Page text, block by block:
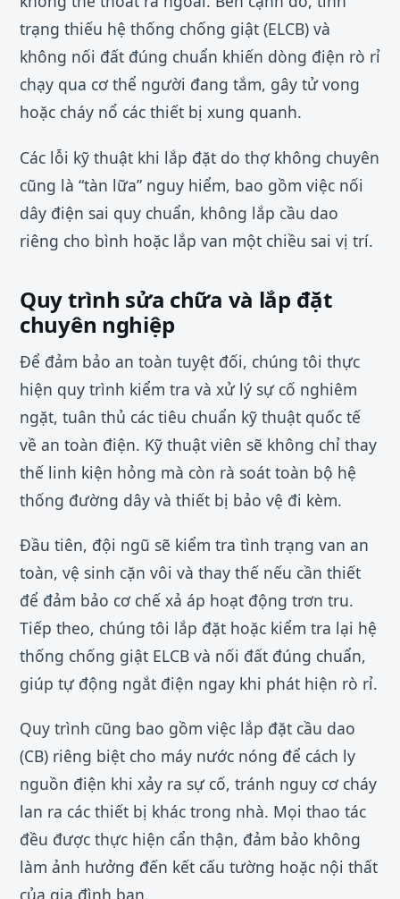
trạng thiếu hệ thống chống giật (ELCB) và
không nối đất đúng chuẩn khiến dòng điện rò rỉ
chạy qua cơ thể người đang tắm, gây tử vong
hoặc cháy nổ các thiết bị xung quanh.
Các lỗi kỹ thuật khi lắp đặt do thợ không chuyên
cũng là “tàn lữa” nguy hiểm, bao gồm việc nối
dây điện sai quy chuẩn, không lắp cầu dao
riêng cho bình hoặc lắp van một chiều sai vị trí.
Quy trình sửa chữa và lắp đặt
chuyên nghiệp
Để đảm bảo an toàn tuyệt đối, chúng tôi thực
hiện quy trình kiểm tra và xử lý sự cố nghiêm
ngặt, tuân thủ các tiêu chuẩn kỹ thuật quốc tế
về an toàn điện. Kỹ thuật viên sẽ không chỉ thay
thế linh kiện hỏng mà còn rà soát toàn bộ hệ
thống đường dây và thiết bị bảo vệ đi kèm.
Đầu tiên, đội ngũ sẽ kiểm tra tình trạng van an
toàn, vệ sinh cặn vôi và thay thế nếu cần thiết
để đảm bảo cơ chế xả áp hoạt động trơn tru.
Tiếp theo, chúng tôi lắp đặt hoặc kiểm tra lại hệ
thống chống giật ELCB và nối đất đúng chuẩn,
giúp tự động ngắt điện ngay khi phát hiện rò rỉ.
Quy trình cũng bao gồm việc lắp đặt cầu dao
(CB) riêng biệt cho máy nước nóng để cách ly
nguồn điện khi xảy ra sự cố, tránh nguy cơ cháy
lan ra các thiết bị khác trong nhà. Mọi thao tác
đều được thực hiện cẩn thận, đảm bảo không
làm ảnh hưởng đến kết cấu tường hoặc nội thất
của gia đình bạn.